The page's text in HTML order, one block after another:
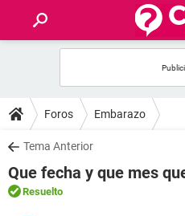
FOROS
SALUD
FAMILIA
Foros Embarazo
Tema Anterior
Que fecha y que mes
Resuelto